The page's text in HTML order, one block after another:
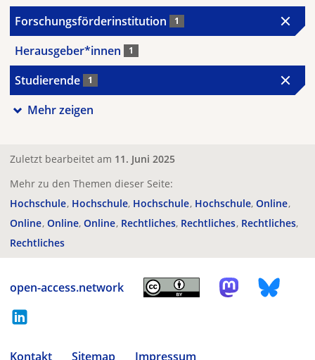
Forschungsförderinstitution 1
Herausgeber*innen 1
Studierende 1
Mehr zeigen
Zuletzt bearbeitet am 11. Juni 2025
Mehr zu den Themen dieser Seite:
Hochschule Hochschule Hochschule Hochschule Online
Online Online Online Rechtliches Rechtliches Rechtliches
Rechtliches
open-access.network
Kontakt Sitemap
Impressum